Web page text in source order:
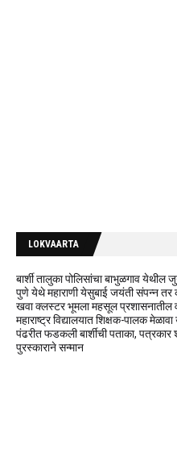
LOKVAARTA
बार्शी तालुका पोलिसांचा बाभुळगाव येथील
पुणे येथे महाराणी येसुबाई जयंती संपन्न तर
खवा क्लस्टर भूमला महसूल प्रशासनातील
महाराष्ट्र विद्यालयात शिक्षक-पालक
पंढरीत फडकली बार्शीची पताका,
पुरस्काराने सन्मान